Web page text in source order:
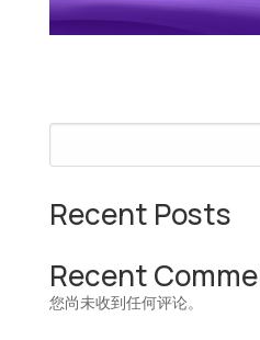
Recent Posts
Recent
您尚未收到任何评论。